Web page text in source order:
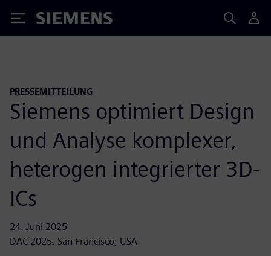
Siemens
PRESSEMITTEILUNG
Siemens optimiert Design
und Analyse komplexer,
heterogen integrierter 3D-
ICs
24. Juni 2025
DAC 2025, San Francisco, USA